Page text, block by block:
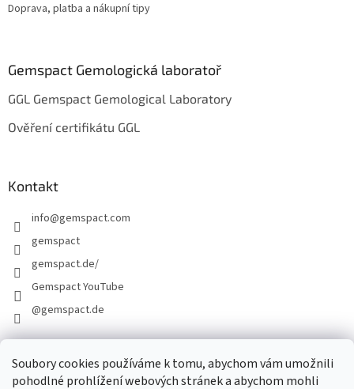
Soubory cookies používáme k tomu, abychom vám umožnili
pohodlné prohlížení webových stránek a abychom mohli
Doprava, platba a nákupní tipy
Gemspact Gemologická laboratoř
GGL Gemspact Gemological Laboratory
Ověření certifikátu GGL
Kontakt
info@gemspact.com
gemspact
gemspact.de/
Gemspact YouTube
@gemspact.de
KONTAKTNÍ FORMULÁŘ